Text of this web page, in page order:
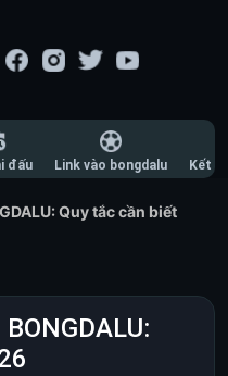
đấu Link vào bongdalu Kết
Quy tắc cần biết